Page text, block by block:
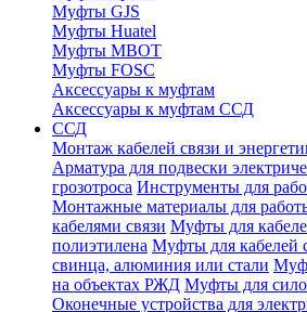
Муфты GJS
Муфты Huatel
Муфты МВОТ
Муфты FOSC
Аксессуары к муфтам
Аксессуары к муфтам ССД
ССД
Монтаж кабелей связи и
Арматура для подвески
грозотроса Инструменты для
Монтажные материалы для
кабелями связи Муфты для
полиэтилена Муфты для кабелей
свинца, алюминия или стали
на объектах РЖД Муфты для
Оконечные устройства для